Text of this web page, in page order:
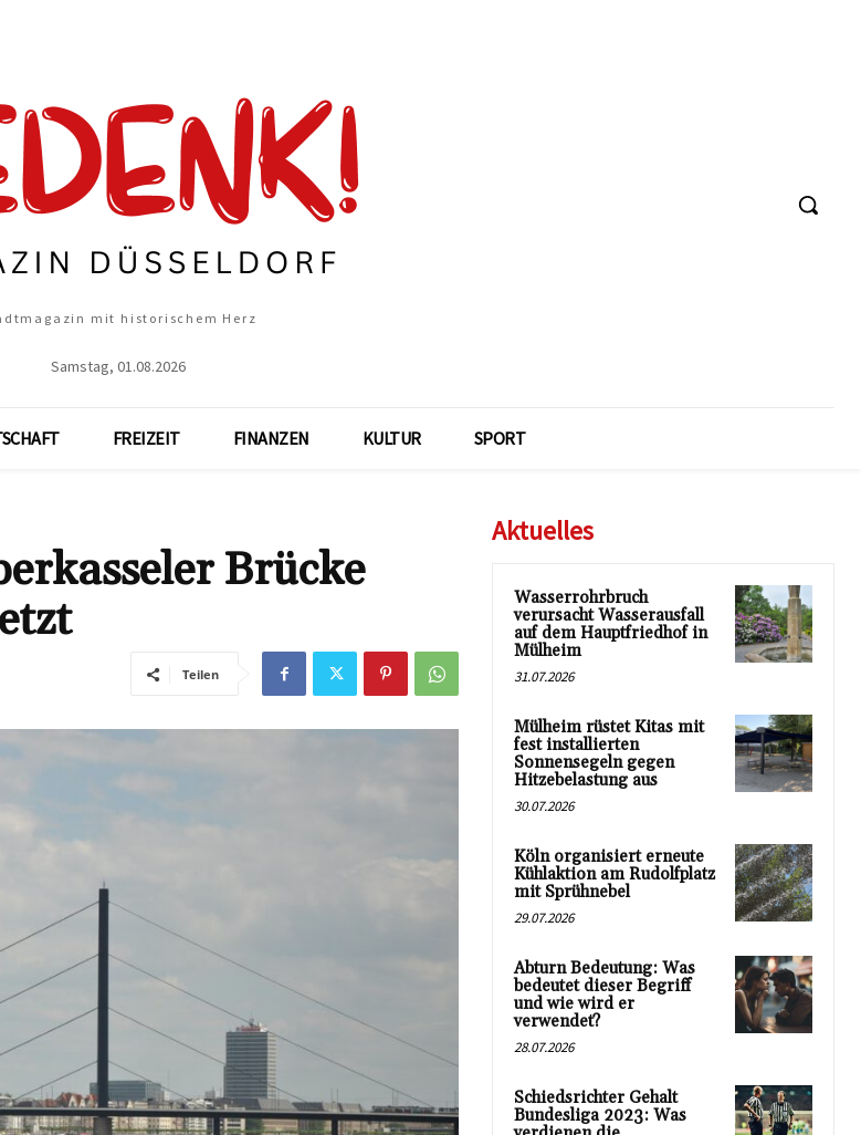
mit historischem Herz
Samstag, 01.08.2026
FREIZEIT FINANZEN KULTUR SPORT
Brücke
Teilen
Aktuelles
Wasserrohrbruch
verursacht Wasserausfall
auf dem Hauptfriedhof in
Mülheim
31.07.2026
Mülheim rüstet Kitas mit
fest installierten
Sonnensegeln gegen
Hitzebelastung aus
30.07.2026
Köln organisiert erneute
Kühlaktion am Rudolfplatz
mit Sprühnebel
29.07.2026
Abturn Bedeutung: Was
bedeutet dieser Begriff
und wie wird er
verwendet?
28.07.2026
Schiedsrichter Gehalt
Bundesliga 2023: Was